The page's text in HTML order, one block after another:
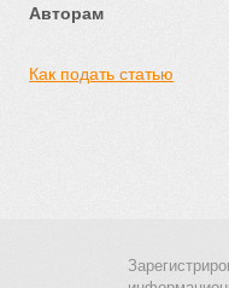
Авторам
Как подать статью